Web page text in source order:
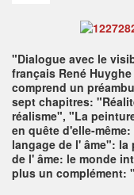
"Dialogue avec le
français René
comprend un
sept chapitres:
réalisme", "La
en quête d'elle-
langage de l' âme":
de l' âme: le monde
plus un complément: